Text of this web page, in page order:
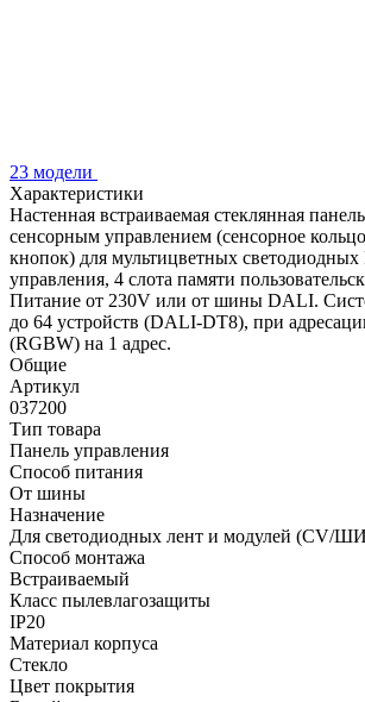
23 модели
Характеристики
Настенная встраиваемая стеклянная
сенсорным управлением (сенсорное
кнопок) для мультицветных светодиодных
управления, 4 слота памяти
Питание от 230V или от шины DALI.
до 64 устройств (DALI-DT8), при
(RGBW) на 1 адрес.
Общие
Артикул
037200
Тип товара
Панель управления
Способ питания
От шины
Назначение
Для светодиодных лент и модулей (CV/
Способ монтажа
Встраиваемый
Класс пылевлагозащиты
IP20
Материал корпуса
Стекло
Цвет покрытия